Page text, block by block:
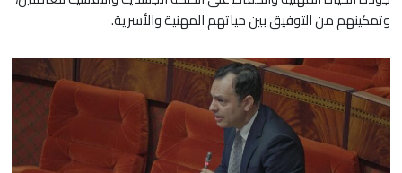
وتمكينهم من التوفيق بين حياتهم المهنية والأسرية.